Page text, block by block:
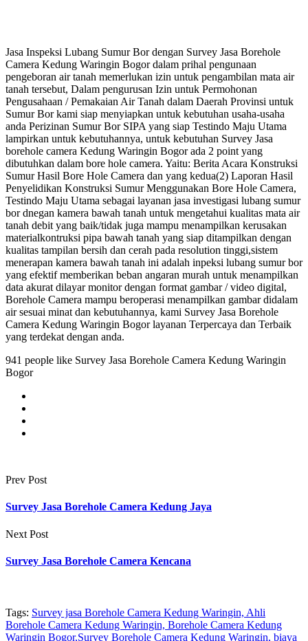
Jasa Inspeksi Lubang Sumur Bor dengan Survey Jasa Borehole
Camera Kedung Waringin Bogor dalam prihal pengunaan
pengeboran air tanah memerlukan izin untuk pengambilan mata air
tanah tersebut, Dalam pengurusan Izin untuk Permohonan
Pengusahaan / Pemakaian Air Tanah dalam Daerah Provinsi untuk
Sumur Bor kami siap menyiapkan untuk kebutuhan usaha-usaha
anda Perizinan Sumur Bor SIPA yang siap Testindo Maju Utama
lampirkan untuk kebutuhannya, untuk kebutuhan Survey Jasa
borehole camera Kedung Waringin Bogor ada 2 point yang
dibutuhkan dalam bore hole camera. Yaitu: Berita Acara Konstruksi
Sumur Hasil Bore Hole Camera dan yang kedua(2) Laporan Hasil
Penyelidikan Konstruksi Sumur Menggunakan Bore Hole Camera,
Testindo Maju Utama sebagai layanan jasa investigasi lubang sumur
bor dnegan kamera bawah tanah untuk mengetahui kualitas mata air
tanah debit yang baik/tidak juga mampu menampilkan kerusakan
materialkontruksi pipa bawah tanah yang siap ditampilkan dengan
kualitas tampilan bersih dan cerah pada resolution tinggi,sistem
menerapan kamera bawah tanah ini adalah inpeksi lubang sumur bor
yang efektif memberikan beban angaran murah untuk menampilkan
data akurat dilayar monitor dengan format gambar / video digital,
Borehole Camera mampu beroperasi menampilkan gambar didalam
air sesuai minat dan kebutuhannya, kami Survey Jasa Borehole
Camera Kedung Waringin Bogor layanan Terpercaya dan Terbaik
yang terdekat dengan anda.
941 people like Survey Jasa Borehole Camera Kedung Waringin
Bogor
Prev Post
Survey Jasa Borehole Camera Kedung Jaya
Next Post
Survey Jasa Borehole Camera Kencana
Tags: Survey jasa Borehole Camera Kedung Waringin, Ahli
Borehole Camera Kedung Waringin, Borehole Camera Kedung
Waringin Bogor,Survey Borehole Camera Kedung Waringin, biaya